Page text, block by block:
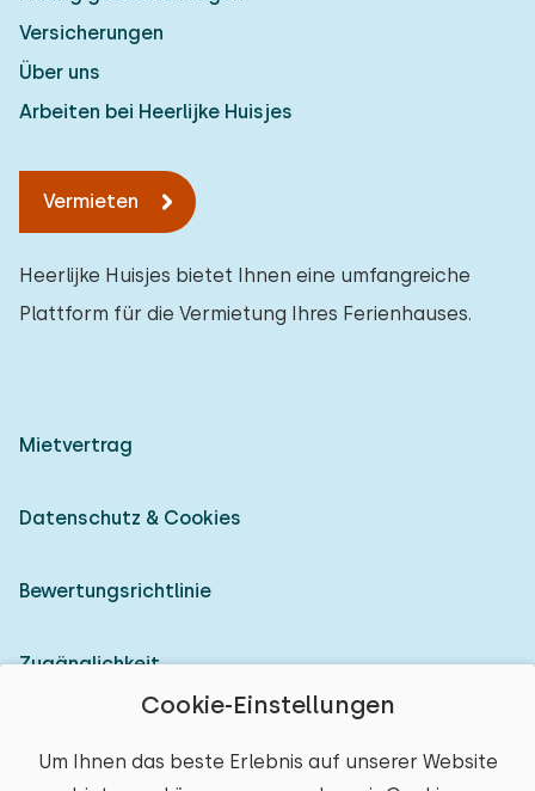
Cookie-Einstellungen
Um Ihnen das beste Erlebnis auf unserer Website
Versicherungen
Über uns
Arbeiten bei Heerlijke Huisjes
Vermieten
Heerlijke Huisjes bietet Ihnen eine umfangreiche
Plattform für die Vermietung Ihres Ferienhauses.
Mietvertrag
Datenschutz & Cookies
Bewertungsrichtlinie
Zugänglichkeit